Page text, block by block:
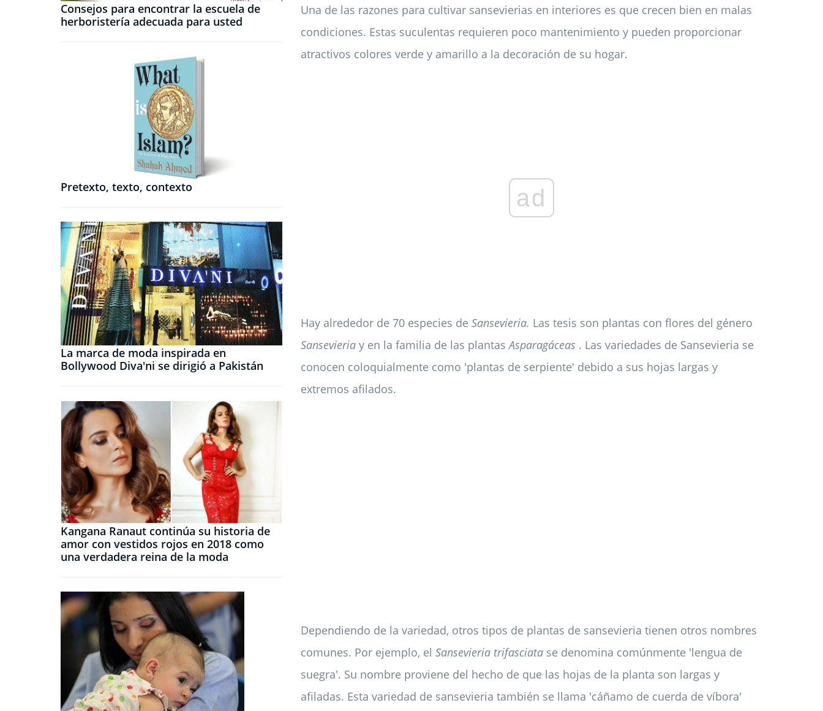
Consejos para encontrar la escuela de
herboristería adecuada para usted
Pretexto, texto, contexto
La marca de moda inspirada en
Bollywood Diva'ni se dirigió a Pakistán
Kangana Ranaut continúa su historia de
amor con vestidos rojos en 2018 como
una verdadera reina de la moda
Una de las razones para cultivar sansevierias en interiores es que crecen bien en malas
condiciones. Estas suculentas requieren poco mantenimiento y pueden proporcionar
atractivos colores verde y amarillo a la decoración de su hogar.
ad
Hay alrededor de 70 especies de Sansevieria. Las tesis son plantas con flores del género
Sansevieria y en la familia de las plantasAsparagáceas . Las variedades de Sansevieria se
conocen coloquialmente como 'plantas de serpiente' debido a sus hojas largas y
extremos afilados.
Dependiendo de la variedad, otros tipos de plantas de sansevieria tienen otros nombres
comunes. Por ejemplo, el Sansevieria trifasciata se denomina comúnmente 'lengua de
suegra'. Su nombre proviene del hecho de que las hojas de la planta son largas y
afiladas. Esta variedad de sansevieria también se llama 'cáñamo de cuerda de víbora'